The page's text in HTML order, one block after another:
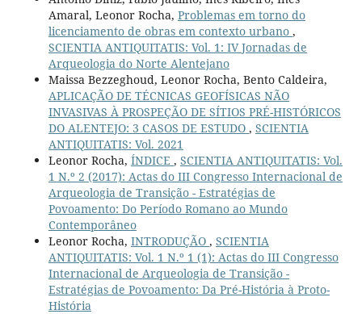
Amaral, Leonor Rocha, Problemas em torno do
licenciamento de obras em contexto urbano ,
SCIENTIA ANTIQUITATIS: Vol. 1: IV Jornadas de
Arqueologia do Norte Alentejano
Maissa Bezzeghoud, Leonor Rocha, Bento Caldeira,
APLICAÇÃO DE TÉCNICAS GEOFÍSICAS NÃO
INVASIVAS À PROSPEÇÃO DE SÍTIOS PRÉ-HISTÓRICOS
DO ALENTEJO: 3 CASOS DE ESTUDO , SCIENTIA
ANTIQUITATIS: Vol. 2021
Leonor Rocha, ÍNDICE , SCIENTIA ANTIQUITATIS: Vol.
1 N.º 2 (2017): Actas do III Congresso Internacional de
Arqueologia de Transição - Estratégias de
Povoamento: Do Período Romano ao Mundo
Contemporâneo
Leonor Rocha, INTRODUÇÃO , SCIENTIA
ANTIQUITATIS: Vol. 1 N.º 1 (1): Actas do III Congresso
Internacional de Arqueologia de Transição -
Estratégias de Povoamento: Da Pré-História à Proto-
História